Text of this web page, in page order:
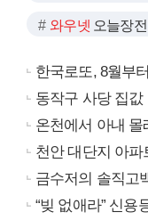
와우넷 오늘장
한국로또, 8월부
동작구 사당 집값
온천에서 아내
천안 대단지 아파
금수저의 솔직고
“빚 없애라” 신용